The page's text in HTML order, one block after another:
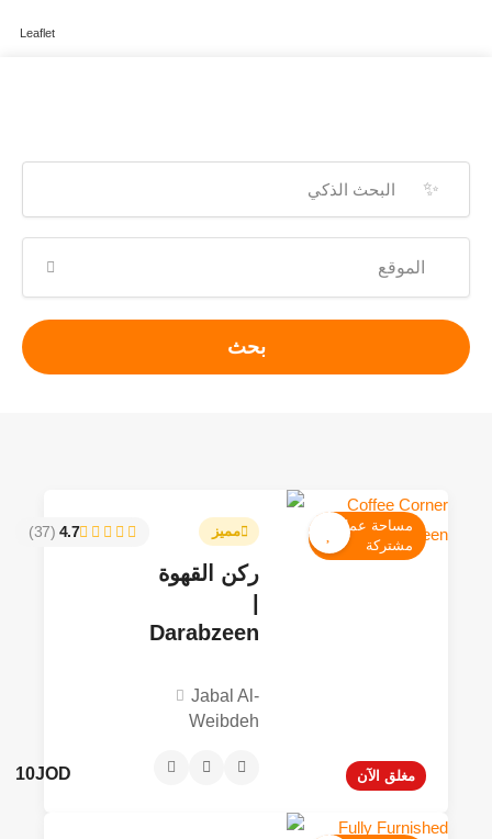
✨
بحث
مغلق الآن
مساحة عمل
مشتركة
مميز
ركن القهوة
Darabzeen
Jabal Al-
Weibdeh
4.7
(37)
10JOD
Leaflet